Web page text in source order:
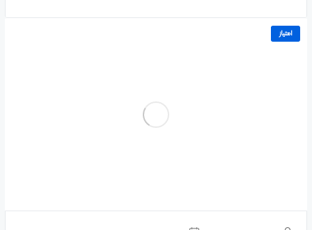
امتیاز